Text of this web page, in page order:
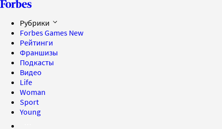
Рубрики
Forbes Games New
Рейтинги
Франшизы
Подкасты
Видео
Life
Woman
Sport
Young